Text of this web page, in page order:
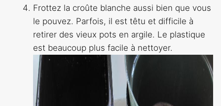
Frottez la croûte blanche aussi bien que vous
le pouvez. Parfois, il est têtu et difficile à
retirer des vieux pots en argile. Le plastique
est beaucoup plus facile à nettoyer.